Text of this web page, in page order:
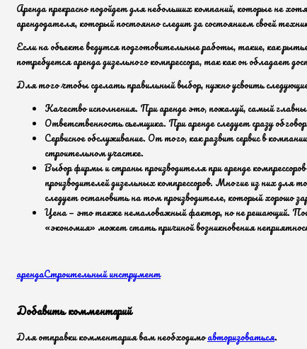
Аренда прекрасно подойдет для небольших компаний, которые не
арендодателя, который постоянно следит за состоянием своей
Если на объекте ведутся подготовительные работы, такие, как
потребуется аренда дизельного компрессора, так как он
Для того чтобы сделать правильный выбор, нужно усвоить
Качество исполнения. При аренде это, пожалуй, самый
Ответственность съемщика. При аренде следует сразу
Сервисное обслуживание. От того, как развит сервис в
строительном участке.
Выбор фирмы и страны производителя при аренде
производителей дизельных компрессоров. Многие из них для
следует остановить на том производителе, который хорошо
Цена — это также немаловажный фактор, но не решающий.
«экономия» может стать причиной возникновения
арендаСтроительный инструмент
Добавить комментарий
Для отправки комментария вам необходимоавторизоваться.